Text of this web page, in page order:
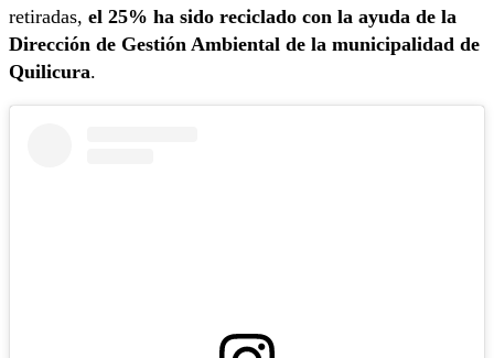
retiradas, el 25% ha sido reciclado con la ayuda de la
Dirección de Gestión Ambiental de la municipalidad de
Quilicura.